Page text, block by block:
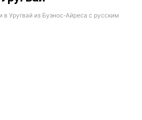
в Уругвай из Буэнос-Айреса с русским